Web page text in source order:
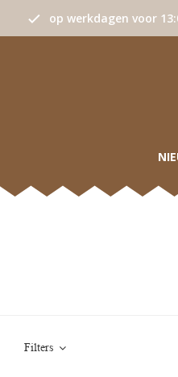
op werkdagen voor
Filters